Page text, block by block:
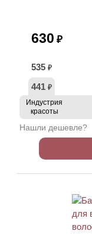
630 ₽
535 ₽
441 ₽
Индустрия
красоты
Нашли дешевле?